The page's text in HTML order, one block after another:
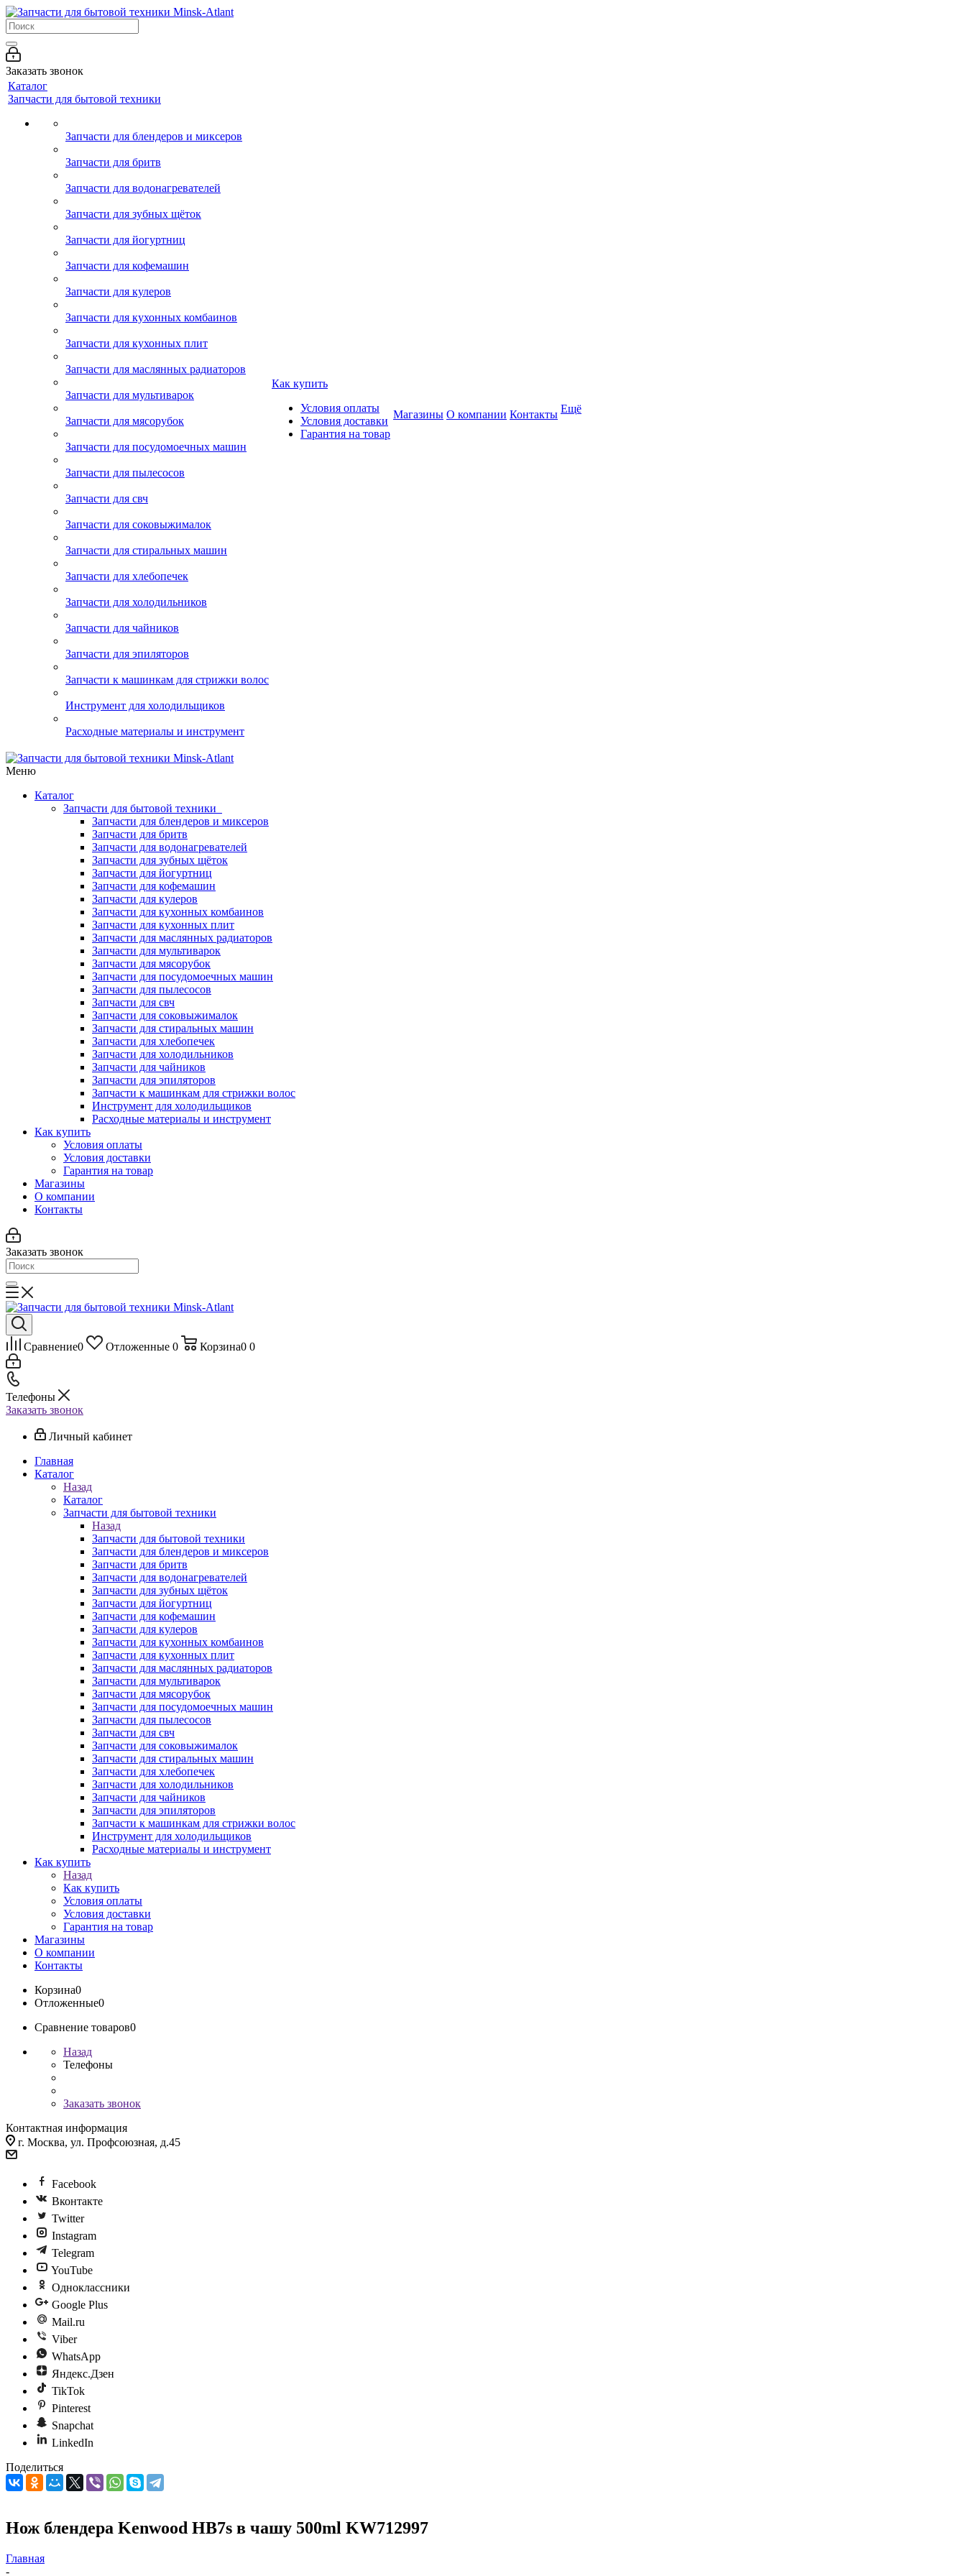
Заказать звонок
Каталог
Запчасти для бытовой техники
Запчасти для блендеров и миксеров
Запчасти для бритв
Запчасти для водонагревателей
Запчасти для зубных щёток
Запчасти для йогуртниц
Запчасти для кофемашин
Запчасти для кулеров
Запчасти для кухонных комбаинов
Запчасти для кухонных плит
Запчасти для маслянных радиаторов
Запчасти для мультиварок
Запчасти для мясорубок
Запчасти для посудомоечных машин
Запчасти для пылесосов
Запчасти для свч
Запчасти для соковыжималок
Запчасти для стиральных машин
Запчасти для хлебопечек
Запчасти для холодильников
Запчасти для чайников
Запчасти для эпиляторов
Запчасти к машинкам для стрижки волос
Инструмент для холодильщиков
Расходные материалы и инструмент
Как купить
Условия оплаты
Условия доставки
Гарантия на товар
Магазины О компании Контакты Ещё
Меню
Каталог
Запчасти для бытовой техники
Запчасти для блендеров и миксеров
Запчасти для бритв
Запчасти для водонагревателей
Запчасти для зубных щёток
Запчасти для йогуртниц
Запчасти для кофемашин
Запчасти для кулеров
Запчасти для кухонных комбаинов
Запчасти для кухонных плит
Запчасти для маслянных радиаторов
Запчасти для мультиварок
Запчасти для мясорубок
Запчасти для посудомоечных машин
Запчасти для пылесосов
Запчасти для свч
Запчасти для соковыжималок
Запчасти для стиральных машин
Запчасти для хлебопечек
Запчасти для холодильников
Запчасти для чайников
Запчасти для эпиляторов
Запчасти к машинкам для стрижки волос
Инструмент для холодильщиков
Расходные материалы и инструмент
Как купить
Условия оплаты
Условия доставки
Гарантия на товар
Магазины
О компании
Контакты
Заказать звонок
Сравнение0 Отложенные 0 Корзина0 0
Телефоны
Заказать звонок
Личный кабинет
Главная
Каталог
Назад
Каталог
Запчасти для бытовой техники
Назад
Запчасти для бытовой техники
Запчасти для блендеров и миксеров
Запчасти для бритв
Запчасти для водонагревателей
Запчасти для зубных щёток
Запчасти для йогуртниц
Запчасти для кофемашин
Запчасти для кулеров
Запчасти для кухонных комбаинов
Запчасти для кухонных плит
Запчасти для маслянных радиаторов
Запчасти для мультиварок
Запчасти для мясорубок
Запчасти для посудомоечных машин
Запчасти для пылесосов
Запчасти для свч
Запчасти для соковыжималок
Запчасти для стиральных машин
Запчасти для хлебопечек
Запчасти для холодильников
Запчасти для чайников
Запчасти для эпиляторов
Запчасти к машинкам для стрижки волос
Инструмент для холодильщиков
Расходные материалы и инструмент
Как купить
Назад
Как купить
Условия оплаты
Условия доставки
Гарантия на товар
Магазины
О компании
Контакты
Корзина0
Отложенные0
Сравнение товаров0
Назад
Телефоны
Заказать звонок
Контактная информация
г. Москва, ул. Профсоюзная, д.45
Facebook
Вконтакте
Twitter
Instagram
Telegram
YouTube
Одноклассники
Google Plus
Mail.ru
Viber
WhatsApp
Яндекс.Дзен
TikTok
Pinterest
Snapchat
LinkedIn
Поделиться
Нож блендера Kenwood HB7s в чашу 500ml KW712997
Главная
-